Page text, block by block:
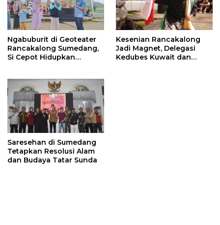
Ngabuburit di Geoteater
Rancakalong Sumedang,
Si Cepot Hidupkan
Kesenian Rancakalong
Jadi Magnet, Delegasi
Kedubes Kuwait dan
Saresehan di Sumedang
Tetapkan Resolusi Alam
dan Budaya Tatar Sunda